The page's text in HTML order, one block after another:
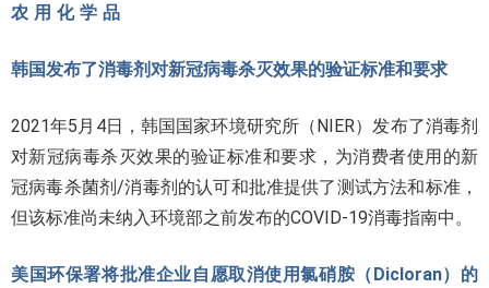
农 用 化 学 品
韩国发布了消毒剂对新冠病毒杀灭效果的验证标准和要求
2021年5月4日，韩国国家环境研究所（NIER）发布了消毒剂
对新冠病毒杀灭效果的验证标准和要求，为消费者使用的新
冠病毒杀菌剂/消毒剂的认可和批准提供了测试方法和标准，
但该标准尚未纳入环境部之前发布的COVID-19消毒指南中。
美国环保署将批准企业自愿取消使用氯硝胺（Dicloran）的